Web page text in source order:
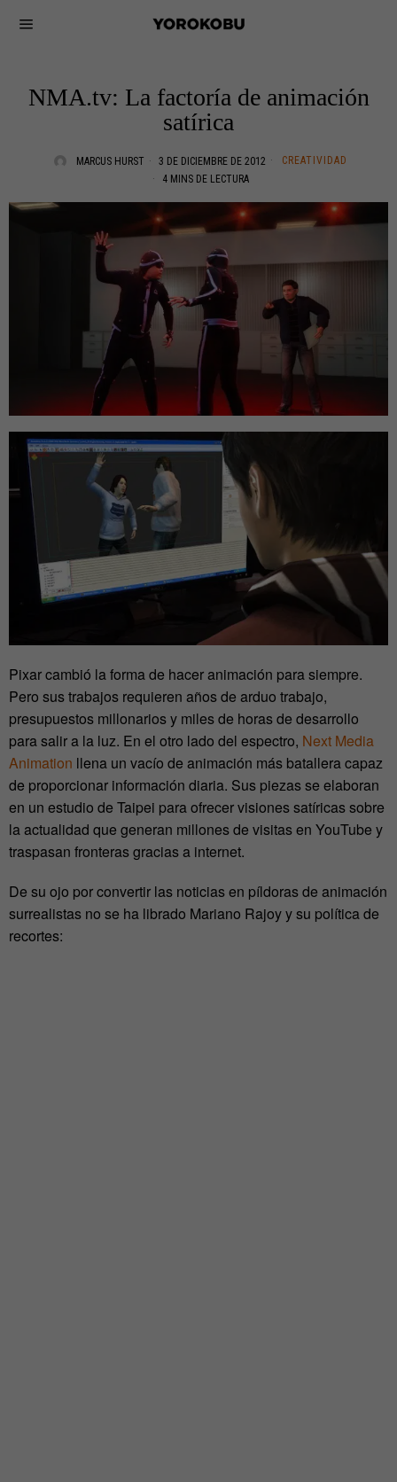
NMA.tv: La factoría de animación
satírica
MARCUS HURST 3 DE DICIEMBRE DE 2012
CREATIVIDAD
4 MINS DE LECTURA
Pixar cambió la forma de hacer animación para siempre.
Pero sus trabajos requieren años de arduo trabajo,
presupuestos millonarios y miles de horas de desarrollo
para salir a la luz. En el otro lado del espectro, Next Media
Animation llena un vacío de animación más batallera capaz
de proporcionar información diaria. Sus piezas se elaboran
en un estudio de Taipei para ofrecer visiones satíricas sobre
la actualidad que generan millones de visitas en YouTube y
traspasan fronteras gracias a internet.
De su ojo por convertir las noticias en píldoras de animación
surrealistas no se ha librado Mariano Rajoy y su política de
recortes: